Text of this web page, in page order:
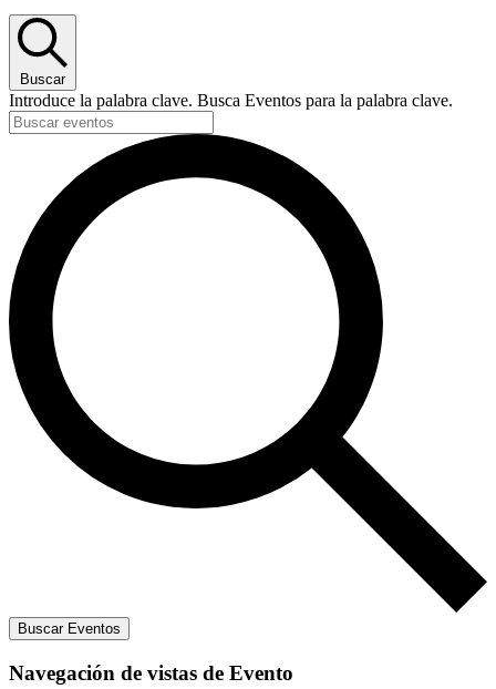
Buscar
Introduce la palabra clave. Busca Eventos para la palabra clave.
Buscar Eventos
Navegación de vistas de Evento